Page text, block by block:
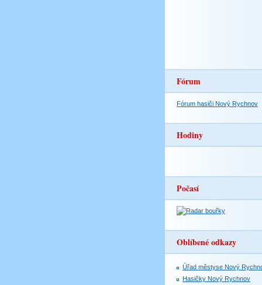
Fórum
Fórum hasiči Nový Rychnov
Hodiny
Počasí
Oblíbené odkazy
Úřad městyse Nový
Hasičky Nový Rychnov